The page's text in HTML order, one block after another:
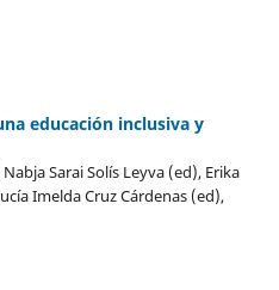
educación inclusiva y
Sarai Solís Leyva (ed), Erika
Imelda Cruz Cárdenas (ed),